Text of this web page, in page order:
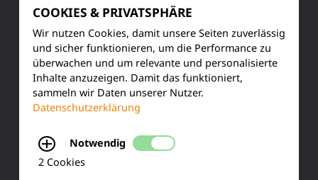
SERVICE
Kundenservice
Produktinformationen
COOKIES & PRIVATSPHÄRE
Wir nutzen Cookies, damit unsere Seiten zuverlässig
und sicher funktionieren, um die Performance zu
überwachen und um relevante und personalisierte
Inhalte anzuzeigen. Damit das funktioniert,
sammeln wir Daten unserer Nutzer.
Datenschutzerklärung
Notwendig
2 Cookies